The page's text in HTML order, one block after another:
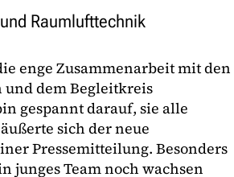
Raumlufttechnik
enge Zusammenarbeit mit den
dem Begleitkreis
gespannt darauf, sie alle
sich der neue
Pressemitteilung. Besonders
junges Team noch wachsen